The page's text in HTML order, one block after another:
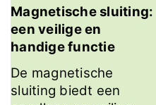
Magnetische sluiting:
een veilige en
handige functie
De magnetische
sluiting biedt een